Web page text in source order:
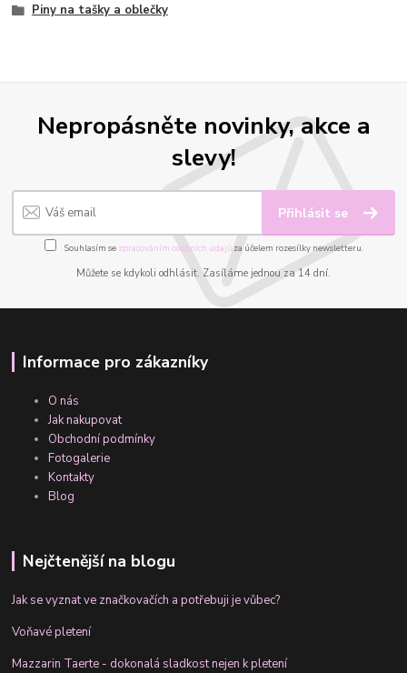
Piny na tašky a oblečky
Nepropásněte novinky, akce a
slevy!
Přihlásit se
Souhlasím se zpracováním osobních údajůza účelem rozesílky newsletteru.
Můžete se kdykoli odhlásit. Zasíláme jednou za 14 dní.
Informace pro zákazníky
O nás
Jak nakupovat
Obchodní podmínky
Fotogalerie
Kontakty
Blog
Nejčtenější na blogu
Jak se vyznat ve značkovačích a potřebuji je vůbec?
Voňavé pletení
Mazzarin Taerte - dokonalá sladkost nejen k pletení